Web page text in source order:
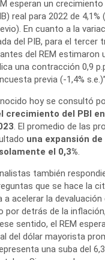
esperan un
real para 2022 de 4,1%
En cuanto a la
del PIB, para el tercer
del REM estimaron
una contracción 0,9
previa (-1,4%
hoy se consultó
crecimiento del PBI
. El promedio de las
una expansión
el 0,3%.
también
que se hace la
a acelerar la devaluación
por detrás de la
sentido, el REM
del dólar mayorista
una suba del